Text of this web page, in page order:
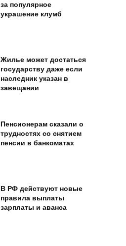
за популярное
украшение клумб
Жилье может достаться
государству даже если
наследник указан в
завещании
Пенсионерам сказали о
трудностях со снятием
пенсии в банкоматах
В РФ действуют новые
правила выплаты
зарплаты и аванса